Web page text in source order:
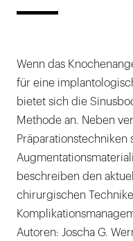
Wenn das
für eine
bietet sich die
Methode an. Neben
beschreiben den
chirurgischen
Autoren: Joscha G.